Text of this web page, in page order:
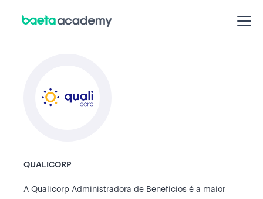
QUALICORP
A Qualicorp Administradora de Benefícios é a maior